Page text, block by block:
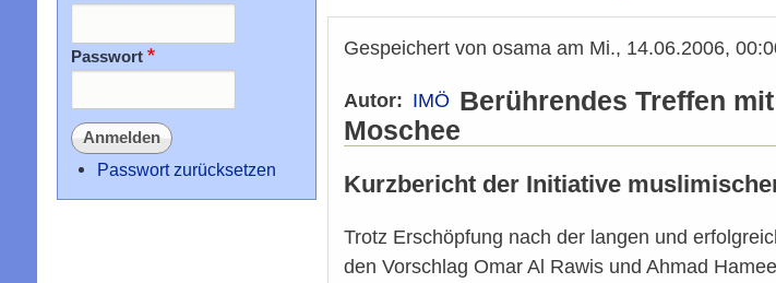
Gespeichert von osama am Mi., 14.06.2006,
Autor IMÖ Berührendes Treffen
Moschee
Kurzbericht der Initiative
Trotz Erschöpfung nach der langen und
den Vorschlag Omar Al Rawis und Ahmad
Passwort
Passwort zurücksetzen